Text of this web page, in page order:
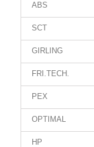
ABS
SCT
GIRLING
FRI.TECH.
PEX
OPTIMAL
HP